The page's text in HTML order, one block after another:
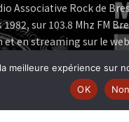
Associative Rock de
1982, sur 103.8 Mhz FM
et en streaming sur le web
MUTINE est membre:
| www.ferarock.org |
| www.corlab.org|
meilleure expérience
OK
Non